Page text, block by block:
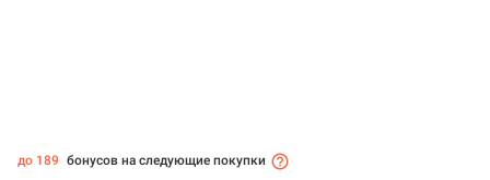
до 189 бонусов на следующие покупки